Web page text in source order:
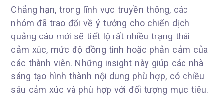
Chẳng hạn, trong lĩnh vực truyền thông, các
nhóm đã trao đổi về ý tưởng cho chiến dịch
quảng cáo mới sẽ tiết lộ rất nhiều trạng thái
cảm xúc, mức độ đồng tình hoặc phản cảm của
các thành viên. Những insight này giúp các nhà
sáng tạo hình thành nội dung phù hợp, có chiều
sâu cảm xúc và phù hợp với đối tượng mục tiêu.